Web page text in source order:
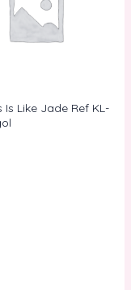
Is Like Jade Ref KL-